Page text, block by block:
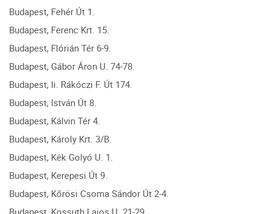
Budapest, Fehér Út 1.
Budapest, Ferenc Krt. 15.
Budapest, Flórián Tér 6-9.
Budapest, Gábor Áron U. 74-78.
Budapest, Ii. Rákóczi F. Út 174.
Budapest, István Út 8.
Budapest, Kálvin Tér 4.
Budapest, Károly Krt. 3/B.
Budapest, Kék Golyó U. 1.
Budapest, Kerepesi Út 9.
Budapest, Kőrösi Csoma Sándor Út 2-4.
Budapest, Kossuth Lajos U. 21-29.